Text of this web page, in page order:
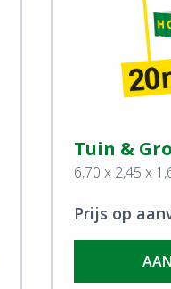
Tuin &
6,70 x 2,45 x
Prijs op